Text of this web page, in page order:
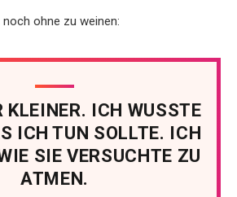
ohne zu weinen:
ICH WUSSTE
ICH TUN SOLLTE. ICH
SIE VERSUCHTE ZU
ATMEN.